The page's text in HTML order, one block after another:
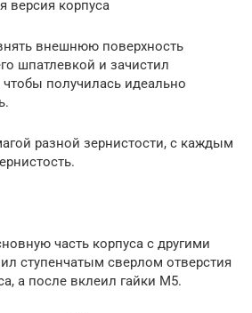
версия корпуса
внешнюю поверхность
шпатлевкой и зачистил
получилась идеально
разной зернистости, с каждым
часть корпуса с другими
ступенчатым сверлом отверстия
а после вклеил гайки M5.